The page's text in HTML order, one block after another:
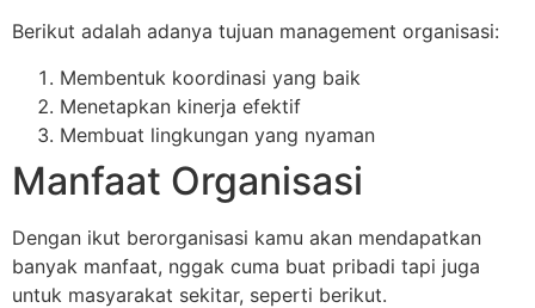
Berikut adalah adanya tujuan management organisasi:
Membentuk koordinasi yang baik
Menetapkan kinerja efektif
Membuat lingkungan yang nyaman
Manfaat Organisasi
Dengan ikut berorganisasi kamu akan mendapatkan
banyak manfaat, nggak cuma buat pribadi tapi juga
untuk masyarakat sekitar, seperti berikut.